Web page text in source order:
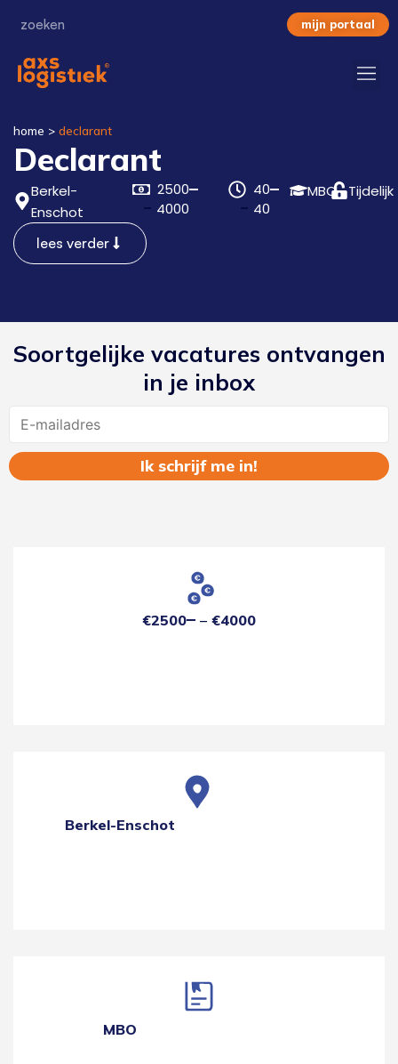
mijn portaal
home > declarant
Declarant
Berkel-
Enschot
2500
4000
40
40
MBO Tijdelijk
lees verder
Soortgelijke vacatures ontvangen
in je inbox
€2500 €4000
Berkel-Enschot
MBO